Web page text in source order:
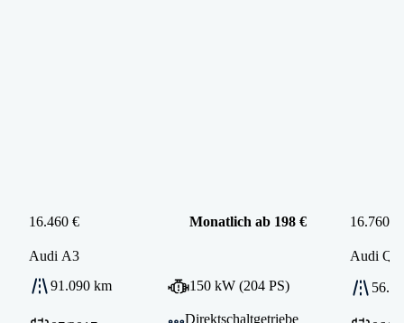
16.460 € Monatlich ab 198 €
Audi A3
91.090 km
150 kW (204 PS)
Direktschaltgetriebe
16.760 €
Audi Q2